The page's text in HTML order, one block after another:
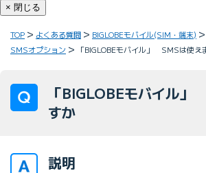
× 閉じる
TOP よくある質問 BIGLOBEモバイル(SIM・端末)
SMSオプション
「BIGLOBEモバイル」 SMSは使え
「BIGLOBEモバイル」
すか
説明